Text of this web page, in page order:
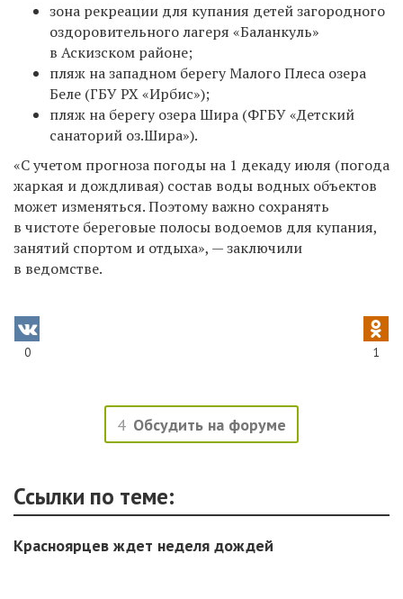
зона рекреации для купания детей загородного
оздоровительного лагеря «Баланкуль»
в Аскизском районе;
пляж на западном берегу Малого Плеса озера
Беле (ГБУ РХ «Ирбис»);
пляж на берегу озера Шира (ФГБУ «Детский
санаторий оз.Шира»).
«С учетом прогноза погоды на 1 декаду июля (погода
жаркая и дождливая) состав воды водных объектов
может изменяться. Поэтому важно сохранять
в чистоте береговые полосы водоемов для купания,
занятий спортом и отдыха», — заключили
в ведомстве.
0 1
4 Обсудить на форуме
Ссылки по теме:
Красноярцев ждет неделя дождей